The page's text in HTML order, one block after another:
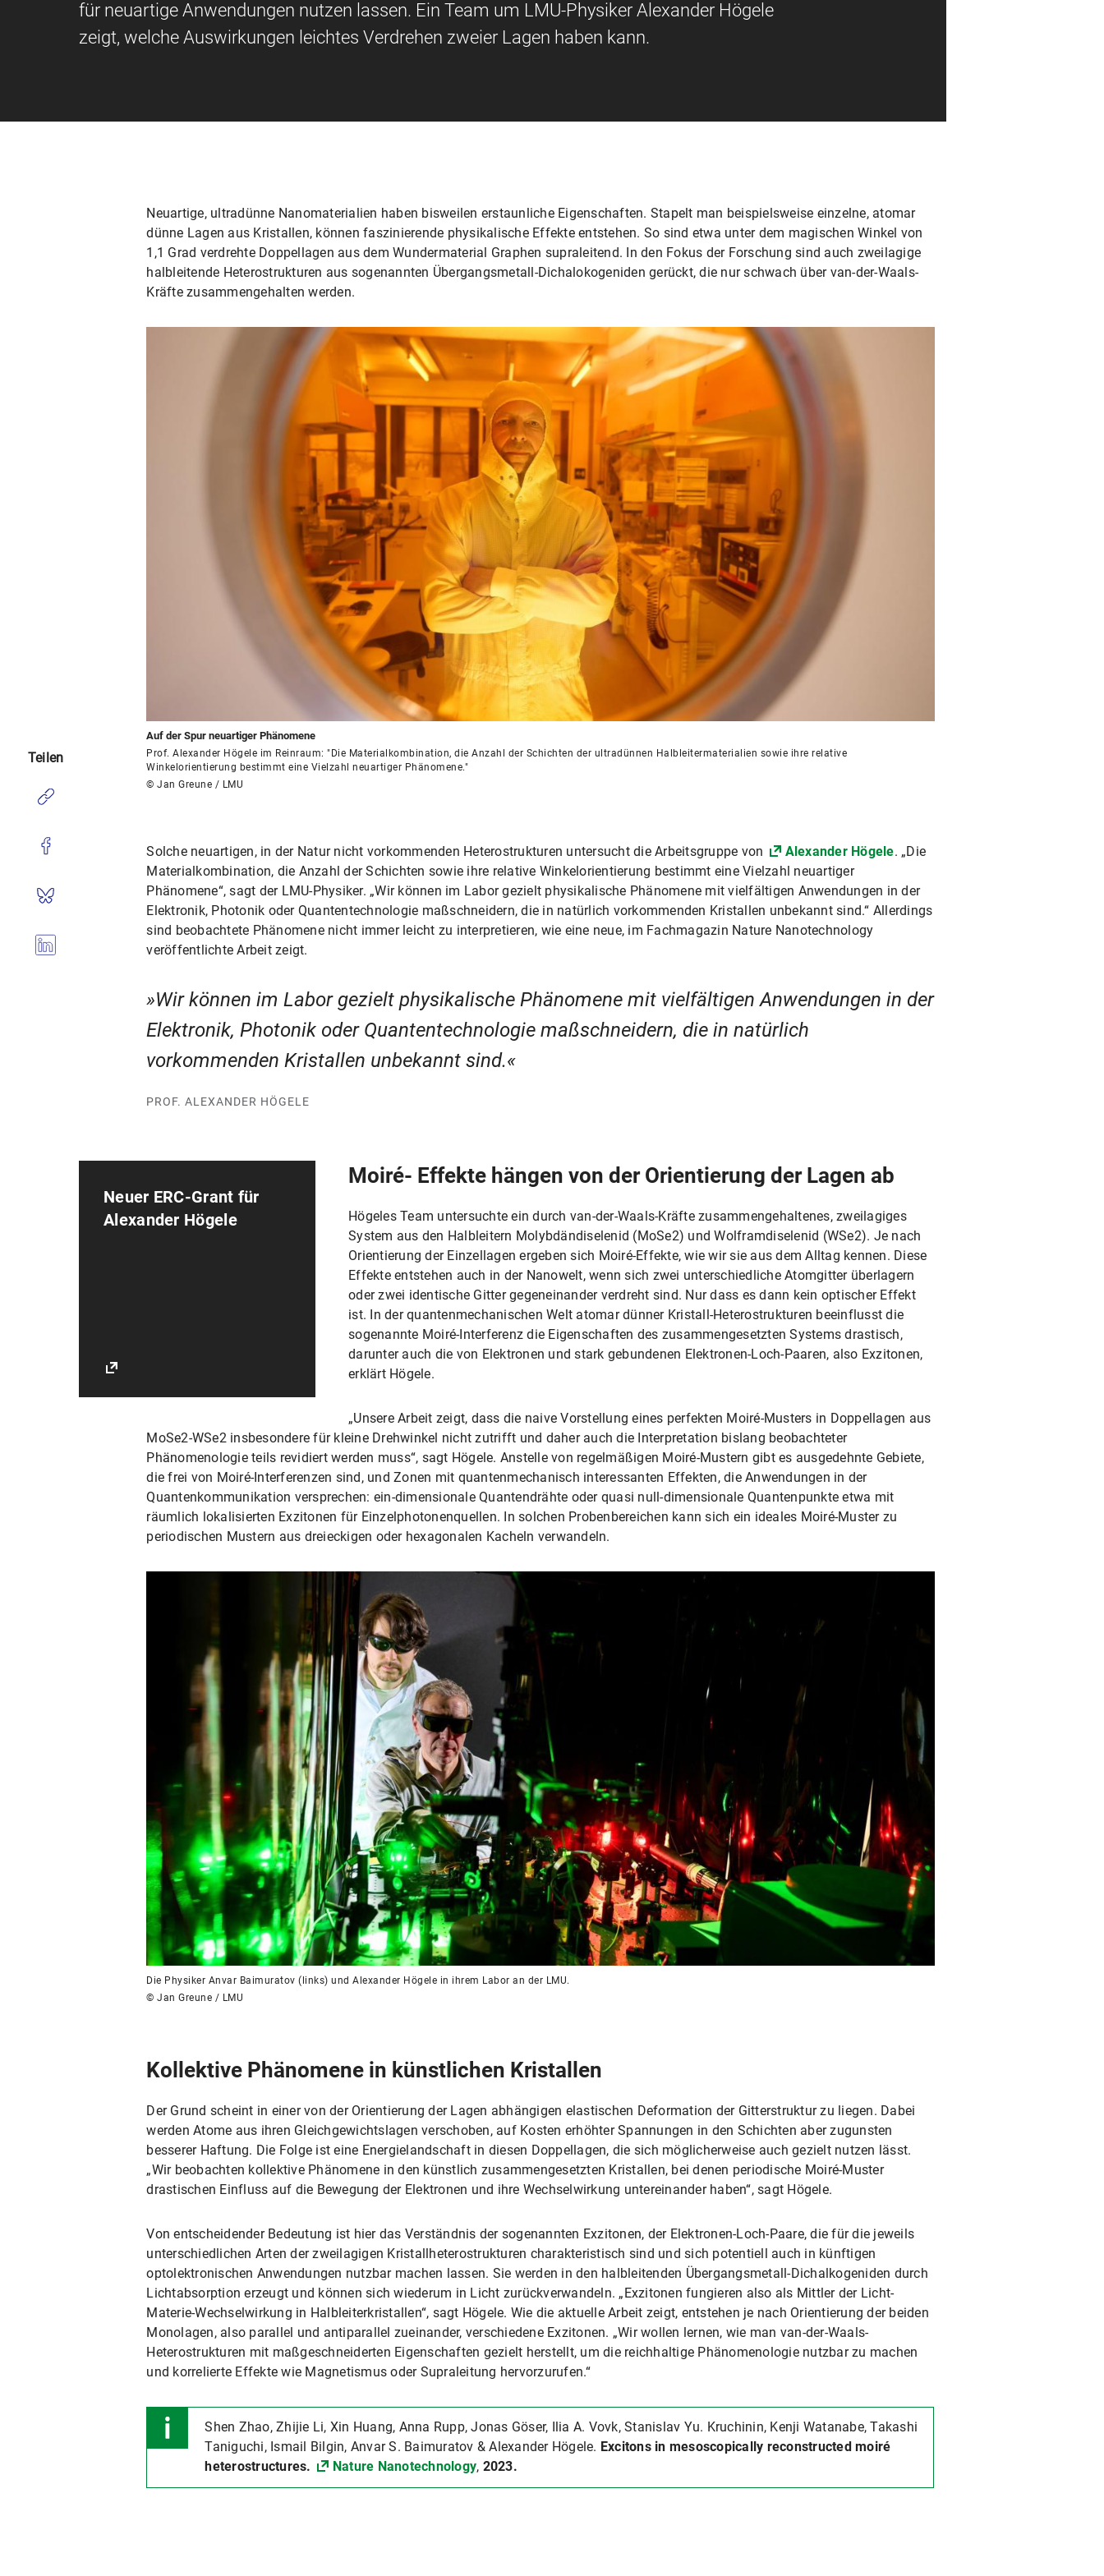
für neuartige Anwendungen nutzen lassen. Ein Team um LMU-Physiker Alexander Högele
zeigt, welche Auswirkungen leichtes Verdrehen zweier Lagen haben kann.
Neuartige, ultradünne Nanomaterialien haben bisweilen erstaunliche Eigenschaften. Stapelt man beispielsweise einzelne, atomar
dünne Lagen aus Kristallen, können faszinierende physikalische Effekte entstehen. So sind etwa unter dem magischen Winkel von
1,1 Grad verdrehte Doppellagen aus dem Wundermaterial Graphen supraleitend. In den Fokus der Forschung sind auch zweilagige
halbleitende Heterostrukturen aus sogenannten Übergangsmetall-Dichalokogeniden gerückt, die nur schwach über van-der-Waals-
Kräfte zusammengehalten werden.
Auf der Spur neuartiger Phänomene
Prof. Alexander Högele im Reinraum: "Die Materialkombination, die Anzahl der Schichten der ultradünnen Halbleitermaterialien sowie ihre relative
Winkelorientierung bestimmt eine Vielzahl neuartiger Phänomene."
© Jan Greune / LMU
Solche neuartigen, in der Natur nicht vorkommenden Heterostrukturen untersucht die Arbeitsgruppe von Alexander Högele. „Die
Materialkombination, die Anzahl der Schichten sowie ihre relative Winkelorientierung bestimmt eine Vielzahl neuartiger
Phänomene“, sagt der LMU-Physiker. „Wir können im Labor gezielt physikalische Phänomene mit vielfältigen Anwendungen in der
Elektronik, Photonik oder Quantentechnologie maßschneidern, die in natürlich vorkommenden Kristallen unbekannt sind.“ Allerdings
sind beobachtete Phänomene nicht immer leicht zu interpretieren, wie eine neue, im Fachmagazin Nature Nanotechnology
veröffentlichte Arbeit zeigt.
Wir können im Labor gezielt physikalische Phänomene mit vielfältigen Anwendungen in der
Elektronik, Photonik oder Quantentechnologie maßschneidern, die in natürlich
vorkommenden Kristallen unbekannt sind.
PROF. ALEXANDER HÖGELE
Neuer ERC-Grant für
Alexander Högele
Moiré- Effekte hängen von der Orientierung der Lagen ab
Högeles Team untersuchte ein durch van-der-Waals-Kräfte zusammengehaltenes, zweilagiges
System aus den Halbleitern Molybdändiselenid (MoSe2) und Wolframdiselenid (WSe2). Je nach
Orientierung der Einzellagen ergeben sich Moiré-Effekte, wie wir sie aus dem Alltag kennen. Diese
Effekte entstehen auch in der Nanowelt, wenn sich zwei unterschiedliche Atomgitter überlagern
oder zwei identische Gitter gegeneinander verdreht sind. Nur dass es dann kein optischer Effekt
ist. In der quantenmechanischen Welt atomar dünner Kristall-Heterostrukturen beeinflusst die
sogenannte Moiré-Interferenz die Eigenschaften des zusammengesetzten Systems drastisch,
darunter auch die von Elektronen und stark gebundenen Elektronen-Loch-Paaren, also Exzitonen,
erklärt Högele.
„Unsere Arbeit zeigt, dass die naive Vorstellung eines perfekten Moiré-Musters in Doppellagen aus
MoSe2-WSe2 insbesondere für kleine Drehwinkel nicht zutrifft und daher auch die Interpretation bislang beobachteter
Phänomenologie teils revidiert werden muss“, sagt Högele. Anstelle von regelmäßigen Moiré-Mustern gibt es ausgedehnte Gebiete,
die frei von Moiré-Interferenzen sind, und Zonen mit quantenmechanisch interessanten Effekten, die Anwendungen in der
Quantenkommunikation versprechen: ein-dimensionale Quantendrähte oder quasi null-dimensionale Quantenpunkte etwa mit
räumlich lokalisierten Exzitonen für Einzelphotonenquellen. In solchen Probenbereichen kann sich ein ideales Moiré-Muster zu
periodischen Mustern aus dreieckigen oder hexagonalen Kacheln verwandeln.
Die Physiker Anvar Baimuratov (links) und Alexander Högele in ihrem Labor an der LMU.
© Jan Greune / LMU
Kollektive Phänomene in künstlichen Kristallen
Der Grund scheint in einer von der Orientierung der Lagen abhängigen elastischen Deformation der Gitterstruktur zu liegen. Dabei
werden Atome aus ihren Gleichgewichtslagen verschoben, auf Kosten erhöhter Spannungen in den Schichten aber zugunsten
besserer Haftung. Die Folge ist eine Energielandschaft in diesen Doppellagen, die sich möglicherweise auch gezielt nutzen lässt.
„Wir beobachten kollektive Phänomene in den künstlich zusammengesetzten Kristallen, bei denen periodische Moiré-Muster
drastischen Einfluss auf die Bewegung der Elektronen und ihre Wechselwirkung untereinander haben“, sagt Högele.
Von entscheidender Bedeutung ist hier das Verständnis der sogenannten Exzitonen, der Elektronen-Loch-Paare, die für die jeweils
unterschiedlichen Arten der zweilagigen Kristallheterostrukturen charakteristisch sind und sich potentiell auch in künftigen
optolektronischen Anwendungen nutzbar machen lassen. Sie werden in den halbleitenden Übergangsmetall-Dichalkogeniden durch
Lichtabsorption erzeugt und können sich wiederum in Licht zurückverwandeln. „Exzitonen fungieren also als Mittler der Licht-
Materie-Wechselwirkung in Halbleiterkristallen“, sagt Högele. Wie die aktuelle Arbeit zeigt, entstehen je nach Orientierung der beiden
Monolagen, also parallel und antiparallel zueinander, verschiedene Exzitonen. „Wir wollen lernen, wie man van-der-Waals-
Heterostrukturen mit maßgeschneiderten Eigenschaften gezielt herstellt, um die reichhaltige Phänomenologie nutzbar zu machen
und korrelierte Effekte wie Magnetismus oder Supraleitung hervorzurufen.“
Shen Zhao, Zhijie Li, Xin Huang, Anna Rupp, Jonas Göser, Ilia A. Vovk, Stanislav Yu. Kruchinin, Kenji Watanabe, Takashi
Taniguchi, Ismail Bilgin, Anvar S. Baimuratov & Alexander Högele. Excitons in mesoscopically reconstructed moiré
heterostructures.
Nature Nanotechnology, 2023.
Teilen